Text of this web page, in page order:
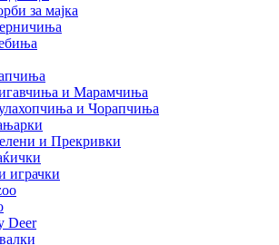
за мајка
и Марамчиња
и Чорапчиња
и Прекривки
играчки
Deer